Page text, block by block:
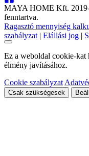
MAYA HOME Kft.
fenntartva.
Ragasztó mennyiség
szabályzat | Elállási jog |
Ez a weboldal cookie-kat
élmény javításához.
Cookie szabályzat
Csak szükségesek